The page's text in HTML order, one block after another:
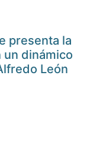
presenta la
un dinámico
León